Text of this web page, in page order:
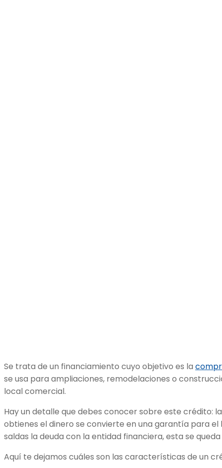
Se trata de un financiamiento cuyo objetivo es la
se usa para ampliaciones, remodelaciones o
local comercial.
Hay un detalle que debes conocer sobre este crédito:
obtienes el dinero se convierte en una garantía para el
saldas la deuda con la entidad financiera, esta se
Aquí te dejamos cuáles son las características de un